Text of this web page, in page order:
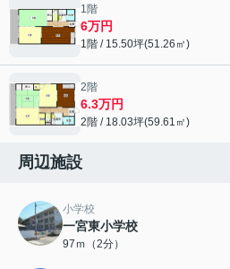
1階
6万円
1階 / 15.50坪(51.26㎡)
2階
6.3万円
2階 / 18.03坪(59.61㎡)
周辺施設
小学校
一宮東小学校
97ｍ（2分）